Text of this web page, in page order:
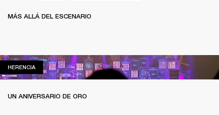
MÁS ALLÁ DEL ESCENARIO
HERENCIAHERENCIA
UN ANIVERSARIO DE ORO